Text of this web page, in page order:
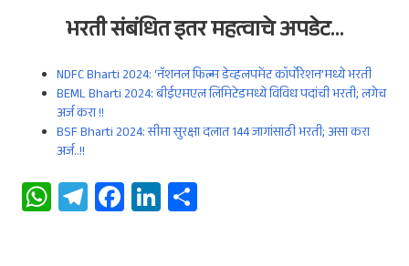
भरती संबंधित इतरमहत्वाचेअपडेट…
NDFC Bharti 2024: ‘नॅशनल फिल्म डेव्हलपमेंट कॉर्पोरेशन’मध्ये भरती
BEML Bharti 2024: बीईएमएल लिमिटेडमध्ये विविध पदांची भरती; लगेच
अर्ज करा !!
BSF Bharti 2024: सीमा सुरक्षा दलात 144 जागांसाठी भरती; असा करा
अर्ज..!!
W
ha
Te
le
Fa
ce
Li
n